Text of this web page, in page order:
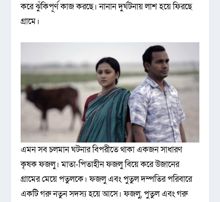
করে ঝুঁকিপূর্ণ কাজ করছে। নানান দুর্ঘটনায় লাশ হয়ে ফিরছে
গ্রামে।
এমন সব চলমান ঘটনার বিপরীতে থাকা একজন সাধারণ
কৃষক ফজলু। মাতা-পিতাহীন ফজলু বিয়ে করে উজানের
গ্রামের মেয়ে পতুলকে। ফজলু এবং পুতুল দম্পতির পরিবারে
একটি গরু নতুন সদস্য হয়ে আসে। ফজলু, পুতুল এবং গরু